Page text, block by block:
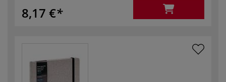
8,17 €